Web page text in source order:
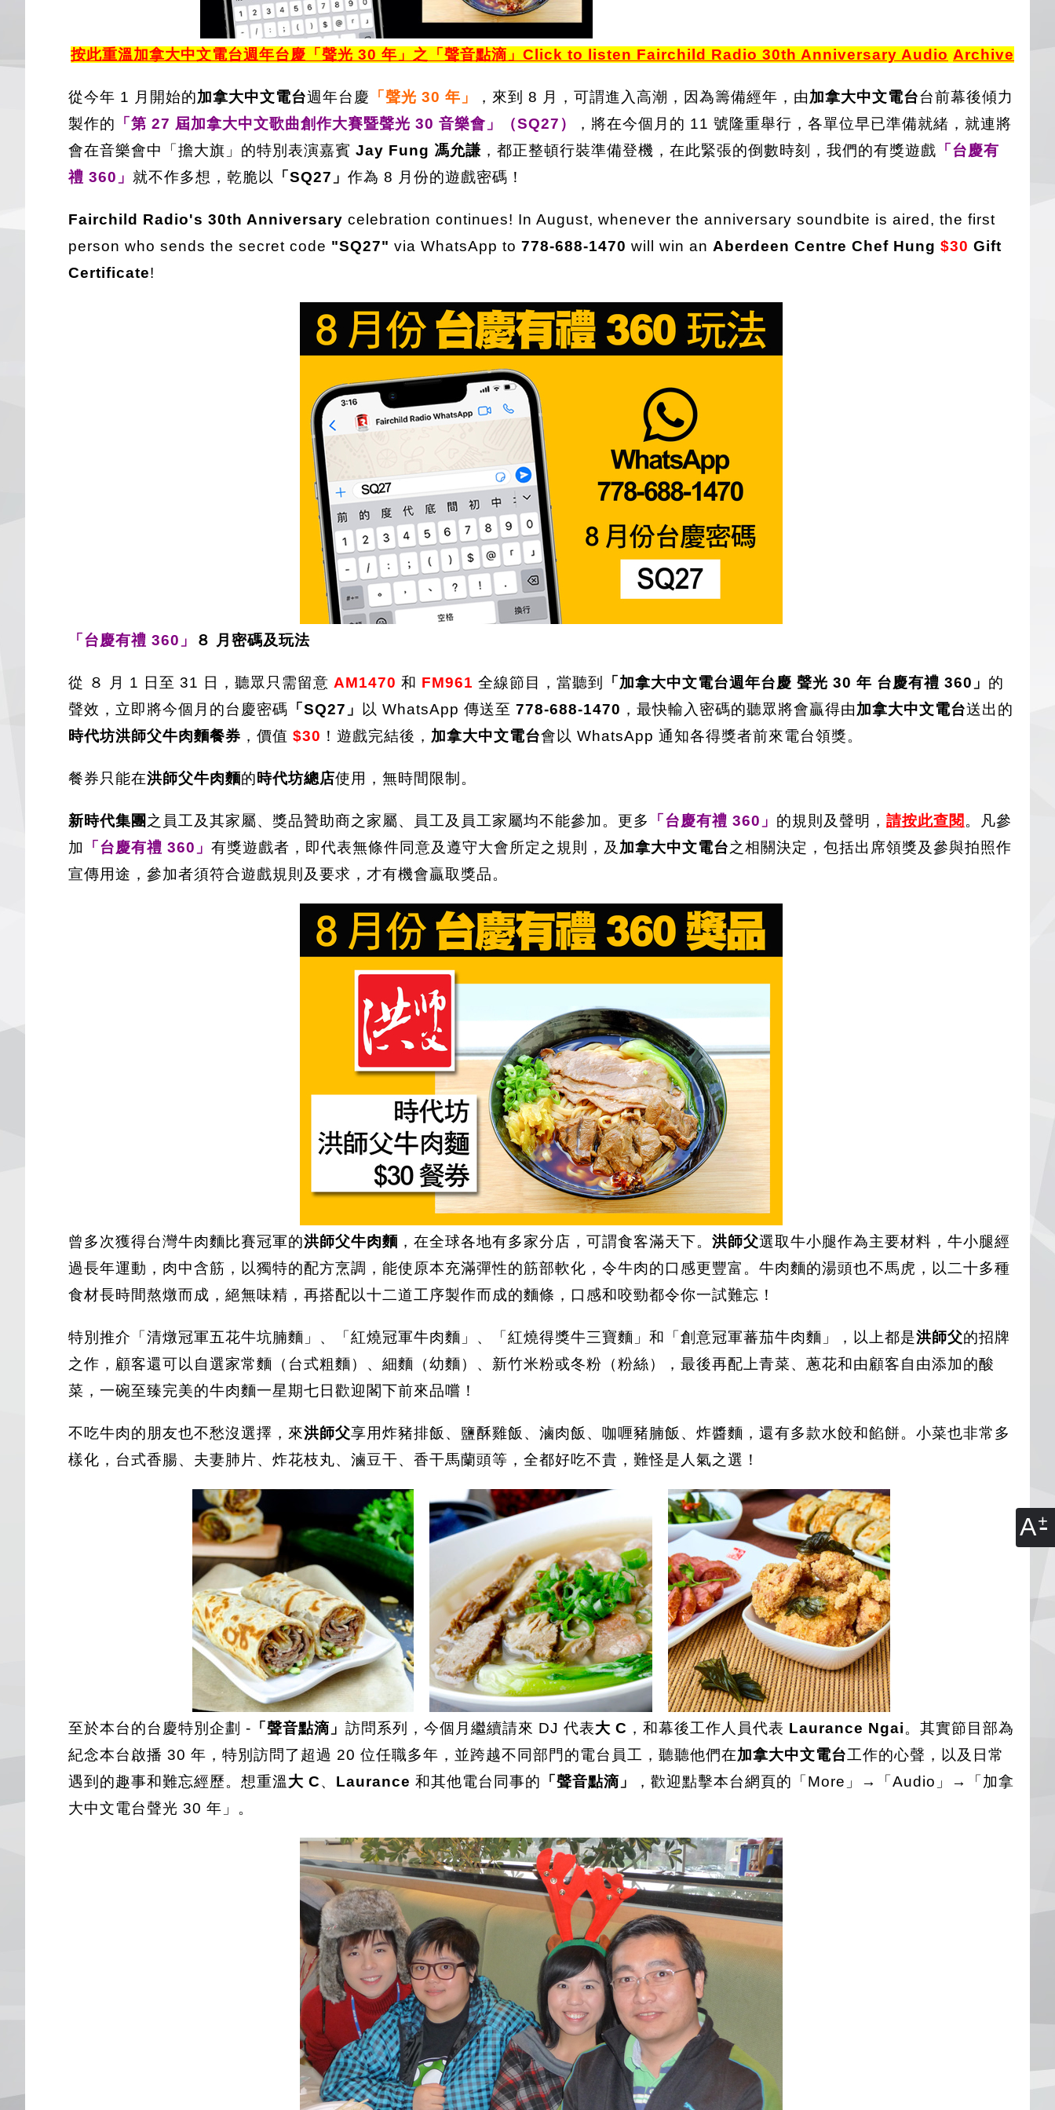
A
按此重溫加拿大中文電台週年台慶「聲光 30 年 」之「聲音點滴」Click to listen Fairchild Radio 30th Anniversary Audio Archive
從今年 1 月開始的加拿大中文電台週年台慶 「聲光 30 年」 ，來到 8 月，可謂進入高潮，因為籌備經年，由加拿大中文電台台前幕後傾力
製作的 「第 27 屆加拿大中文歌曲創作大賽暨聲光 30 音樂會」（SQ27）
，將在今個月的 11 號隆重舉行，各單位早已準備就緒，就連將
會在音樂會中「擔大旗」的特別表演嘉賓 Jay Fung 馮允謙 ，都正整頓行裝準備登機，在此緊張的倒數時刻，我們的有獎遊戲 「台慶有
禮 360」 就不作多想，乾脆以 「SQ27」 作為 8 月份的遊戲密碼！
Fairchild Radio's 30th Anniversary celebration continues! In August, whenever the anniversary soundbite is aired, the first
person who sends the secret code "SQ27" via WhatsApp to 778-688-1470 will win an Aberdeen Centre Chef Hung $30 Gift
Certificate!
「台慶有禮 360」 ８ 月密碼及玩法
從 ８ 月 1 日至 31 日，聽眾只需留意 AM1470 和 FM961 全線節目，當聽到 「加拿大中文電台週年台慶 聲光 30 年 台慶有禮 360」 的
聲效，立即將今個月的台慶密碼 「SQ27」 以 WhatsApp 傳送至 778-688-1470 ，最快輸入密碼的聽眾將會贏得由加拿大中文電台送出的
時代坊洪師父牛肉麵餐券 ，價值 $30 ！遊戲完結後， 加拿大中文電台會以 WhatsApp 通知各得獎者前來電台領獎。
餐券只能在洪師父牛肉麵的 時代坊總店使用，無時間限制。
新時代集團 之員工及其家屬、獎品贊助商之家屬、員工及員工家屬均不能參加。更多 「台慶有禮 360」 的規則及聲明， 請按此查閱 。凡參
加
「台慶有禮 360」 有獎遊戲者，即代表無條件同意及遵守大會所定之規則，及 加拿大中文電台之相關決定，包括出席領獎及參與拍照作
宣傳用途，參加者須符合遊戲規則及要求，才有機會贏取獎品。
曾多次獲得台灣牛肉麵比賽冠軍的洪師父牛肉麵 ，在全球各地有多家分店，可謂食客滿天下。 洪師父選取牛小腿作為主要材料，牛小腿經
過長年運動，肉中含筋，以獨特的配方烹調，能使原本充滿彈性的筋部軟化，令牛肉的口感更豐富。牛肉麵的湯頭也不馬虎，以二十多種
食材長時間熬燉而成，絕無味精，再搭配以十二道工序製作而成的麵條，口感和咬勁都令你一試難忘！
特別推介「清燉冠軍五花牛坑腩麵」、「紅燒冠軍牛肉麵」、「紅燒得獎牛三寶麵」和「創意冠軍蕃茄牛肉麵」，以上都是洪師父的招牌
之作，顧客還可以自選家常麵（台式粗麵）、細麵（幼麵）、新竹米粉或冬粉（粉絲），最後再配上青菜、蔥花和由顧客自由添加的酸
菜，一碗至臻完美的牛肉麵一星期七日歡迎閣下前來品嚐！
不吃牛肉的朋友也不愁沒選擇，來洪師父享用炸豬排飯、鹽酥雞飯、滷肉飯、咖喱豬腩飯、炸醬麵，還有多款水餃和餡餅。小菜也非常多
樣化，台式香腸、夫妻肺片、炸花枝丸、滷豆干、香干馬蘭頭等，全都好吃不貴，難怪是人氣之選！
至於本台的台慶特別企劃 - 「聲音點滴」 訪問系列，今個月繼續請來 DJ 代表大 C ，和幕後工作人員代表 Laurance Ngai。其實節目部為
紀念本台啟播 30 年，特別訪問了超過 20 位任職多年，並跨越不同部門的電台員工，聽聽他們在加拿大中文電台工作的心聲，以及日常
遇到的趣事和難忘經歷。想重溫大 C、 Laurance 和其他電台同事的 「聲音點滴」
，歡迎點擊本台網頁的「More」→「Audio」→「加拿
大中文電台聲光 30 年」。